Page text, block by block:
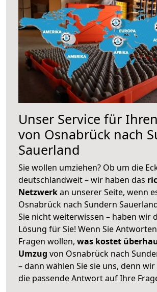
Unser Service für
von Osnabrück nach
Sauerland
Sie wollen umziehen? Ob um die
deutschlandweit – wir haben das
Netzwerkan unserer Seite, wenn
Osnabrück nach Sundern
Sie nicht weiterwissen – haben wir
Lösung für Sie! Wenn Sie
Fragen wollen, was kostet
Umzug von Osnabrück nach
– dann wählen Sie sie uns, denn
die passende Antwort auf Ihre